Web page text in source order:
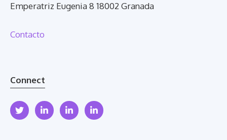
Emperatriz Eugenia 8 18002 Granada
Contacto
Connect